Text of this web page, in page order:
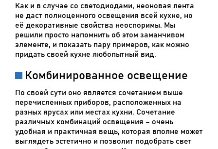
Как и в случае со светодиодами, неоновая лента
не даст полноценного освещения всей кухне, но
её декоративные свойства неоспоримы. Мы
решили просто напомнить об этом заманчивом
элементе, и показать пару примеров, как можно
придать своей кухне любопытный вид.
Комбинированное освещение
По своей сути оно является сочетанием выше
перечисленных приборов, расположенных на
разных ярусах или местах кухни. Сочетание
различных комбинаций освещения – очень
удобная и практичная вещь, которая вполне может
выглядеть эстетично и позволит подобрать свет